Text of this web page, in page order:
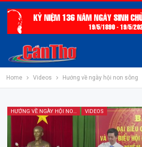
Home Videos Hướng về ngày hội non sông
HƯỚNG VỀ NGÀY HỘI NON SÔNG VIDEOS